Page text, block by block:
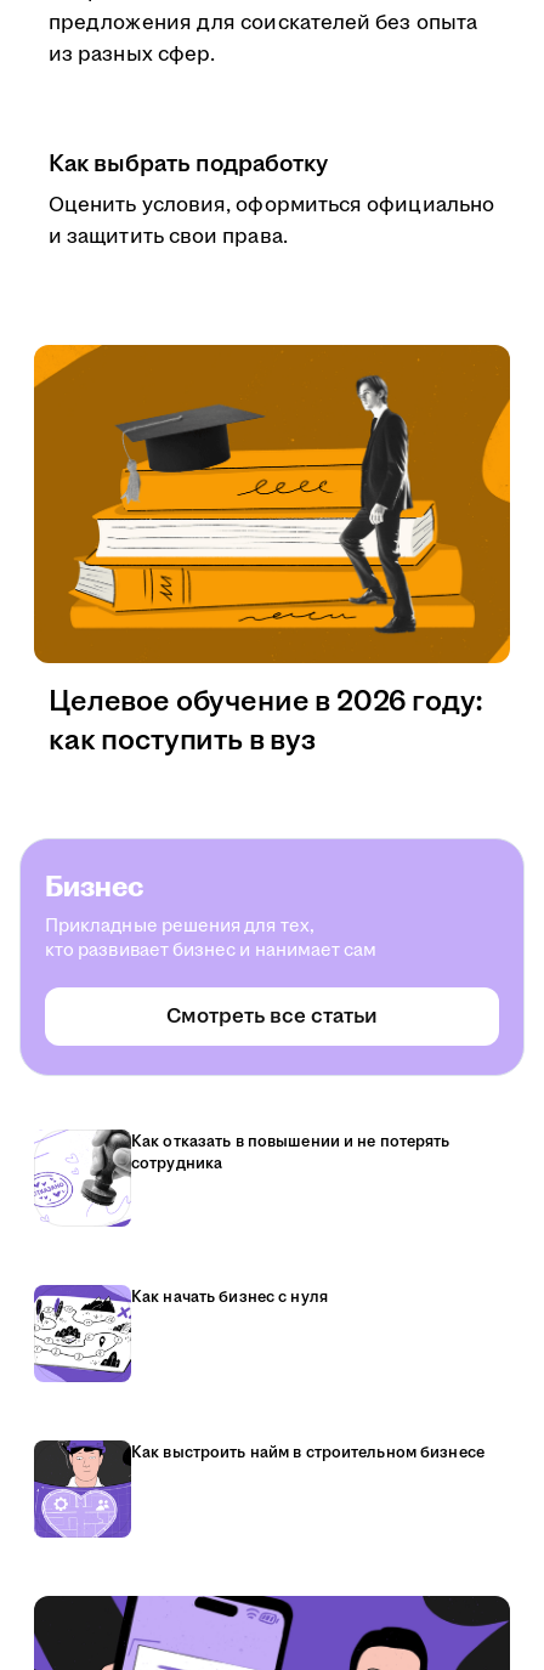
предложения для соискателей без опыта
из разных сфер.
Как выбрать подработку
Оценить условия, оформиться официально
и защитить свои права.
Целевое обучение в 2026 году:
как поступить в вуз
Бизнес
Прикладные решения для тех,
кто развивает бизнес и нанимает сам
Смотреть все статьи
Как отказать в повышении и не потерять
сотрудника
Как начать бизнес с нуля
Как выстроить найм в строительном бизнесе